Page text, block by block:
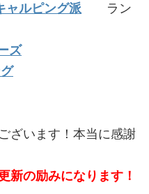
ャルピング派
ラン
ズ
ざいます！本当に感謝
新の励みになります！